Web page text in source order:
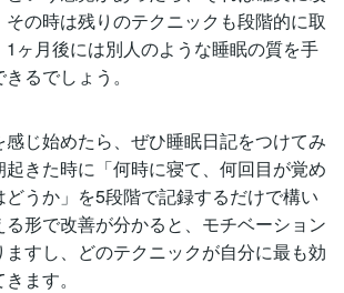
の時は残りのテクニックも段階的に取
1ヶ月後には別人のような睡眠の質を手
るでしょう。
じ始めたら、ぜひ睡眠日記をつけてみ
きた時に「何時に寝て、何回目が覚め
うか」を5段階で記録するだけで構い
る形で改善が分かると、モチベーション
ますし、どのテクニックが自分に最も効
ます。